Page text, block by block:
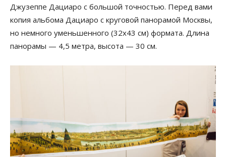
Джузеппе Дациаро с большой точностью. Перед вами
копия альбома Дациаро с круговой панорамой Москвы,
но немного уменьшенного (32х43 см) формата. Длина
панорамы — 4,5 метра, высота — 30 см.